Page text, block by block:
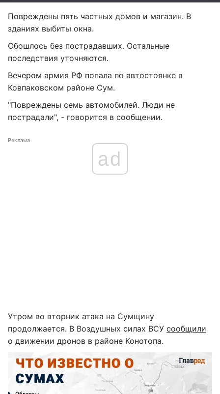
Повреждены пять частных домов и магазин. В
зданиях выбиты окна.
Обошлось без пострадавших. Остальные
последствия уточняются.
Вечером армия РФ попала по автостоянке в
Ковпаковском районе Сум.
"Повреждены семь автомобилей. Люди не
пострадали", - говорится в сообщении.
Реклама
ad
Утром во вторник атака на Сумщину
продолжается. В Воздушных силах ВСУ сообщили
о движении дронов в районе Конотопа.